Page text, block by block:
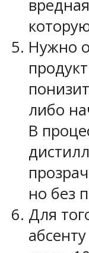
Нужно
либо
В
но без
Для